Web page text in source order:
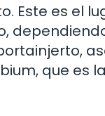
Este es el
que es